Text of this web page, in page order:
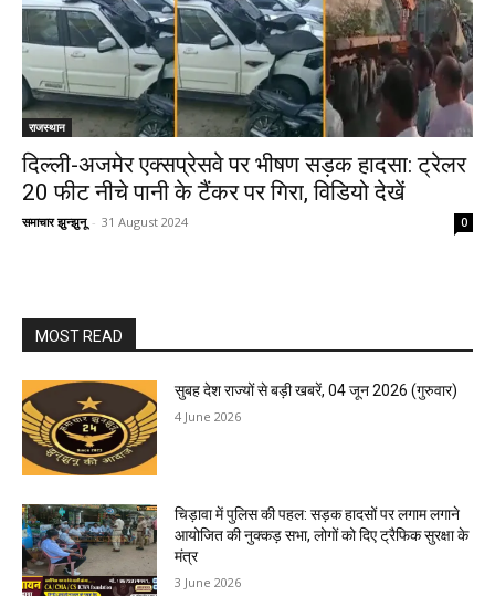
राजस्थान
दिल्ली-अजमेर एक्सप्रेसवे पर भीषण सड़क हादसा: ट्रेलर
20 फीट नीचे पानी के टैंकर पर गिरा, विडियो देखें
समाचार झुन्झुनू - 31 August 2024 0
MOST READ
सुबह देश राज्यों से बड़ी खबरें, 04 जून 2026 (गुरुवार)
4 June 2026
चिड़ावा में पुलिस की पहल: सड़क हादसों पर लगाम लगाने
आयोजित की नुक्कड़ सभा, लोगों को दिए ट्रैफिक सुरक्षा के
मंत्र
3 June 2026